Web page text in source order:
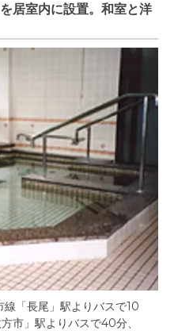
居室内に設置。和室と洋
「長尾」駅よりバスで10
市」駅よりバスで40分、